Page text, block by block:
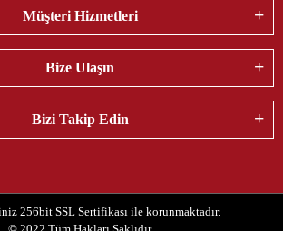
Müşteri Hizmetleri
Bize Ulaşın
Bizi Takip Edin
256bit SSL Sertifikası ile korunmaktadır.